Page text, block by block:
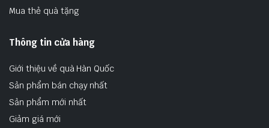
Mua thẻ quà tặng
Thông tin cửa hàng
Giới thiệu về quà Hàn Quốc
Sản phẩm bán chạy nhất
Sản phẩm mới nhất
Giảm giá mới